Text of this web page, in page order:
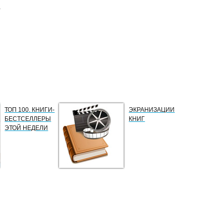
ТОП 100. КНИГИ-
БЕСТСЕЛЛЕРЫ
ЭТОЙ НЕДЕЛИ
ЭКРАНИЗАЦИИ
КНИГ